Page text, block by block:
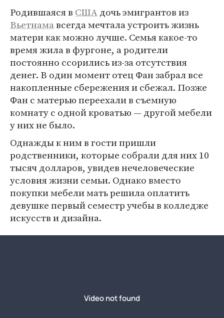
Родившаяся в СШАдочь эмигрантов из
Вьетнамавсегда мечтала устроить жизнь
матери как можно лучше. Семья какое-то
время жила в фургоне, а родители
постоянно ссорились из-за отсутствия
денег. В один момент отец Фан забрал все
накопленные сбережения и сбежал. Позже
Фан с матерью переехали в съемную
комнату с одной кроватью — другой мебели
у них не было.
Однажды к ним в гости пришли
родственники, которые собрали для них 10
тысяч долларов, увидев нечеловеческие
условия жизни семьи. Однако вместо
покупки мебели мать решила оплатить
девушке первый семестр учебы в колледже
искусств и дизайна.